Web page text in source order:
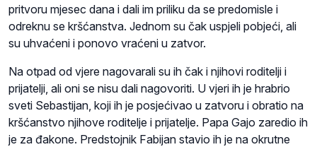
pritvoru mjesec dana i dali im priliku da se predomisle i
odreknu se kršćanstva. Jednom su čak uspjeli pobjeći, ali
su uhvaćeni i ponovo vraćeni u zatvor.
Na otpad od vjere nagovarali su ih čak i njihovi roditelji i
prijatelji, ali oni se nisu dali nagovoriti. U vjeri ih je hrabrio
sveti Sebastijan, koji ih je posjećivao u zatvoru i obratio na
kršćanstvo njihove roditelje i prijatelje. Papa Gajo zaredio ih
je za đakone. Predstojnik Fabijan stavio ih je na okrutne